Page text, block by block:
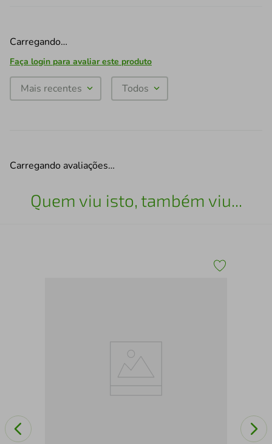
Carregando…
Faça login para avaliar este produto
Mais recentes Todos
Carregando avaliações…
Quem viu isto, também viu...